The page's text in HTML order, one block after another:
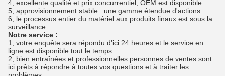
4, excellente qualité et prix concurrentiel, OEM est disponible.
5, approvisionnement stable : une gamme étendue d'actions.
6, le processus entier du matériel aux produits finaux est sous la
surveillance.
Notre service :
1, votre enquête sera répondu d'ici 24 heures et le service en
ligne est disponible tout le temps.
2, bien entraînées et professionnelles personnes de ventes sont
ici prêts à répondre à toutes vos questions et à traiter les